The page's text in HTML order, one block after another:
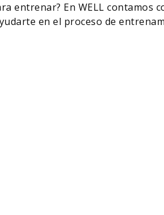
entrenar? En WELL contamos
en el proceso de